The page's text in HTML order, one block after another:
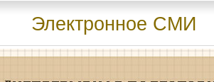
Электронное СМИ